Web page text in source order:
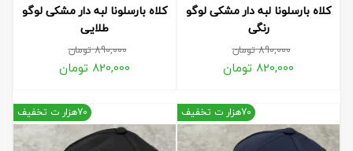
کلاه بارسلونا لبه دار مشکی لوگو
رنگی
890,000تومان
820,000 تومان
کلاه بارسلونا لبه دار مشکی لوگو
طلایی
890,000تومان
820,000 تومان
70هزار ت تخفیف 70هزار ت تخفیف